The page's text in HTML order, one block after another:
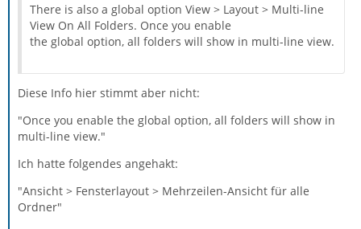
There is also a global option View > Layout > Multi-line
View On All Folders. Once you enable
the global option, all folders will show in multi-line view.
Diese Info hier stimmt aber nicht:
"Once you enable the global option, all folders will show in
multi-line view."
Ich hatte folgendes angehakt:
"Ansicht > Fensterlayout > Mehrzeilen-Ansicht für alle
Ordner"